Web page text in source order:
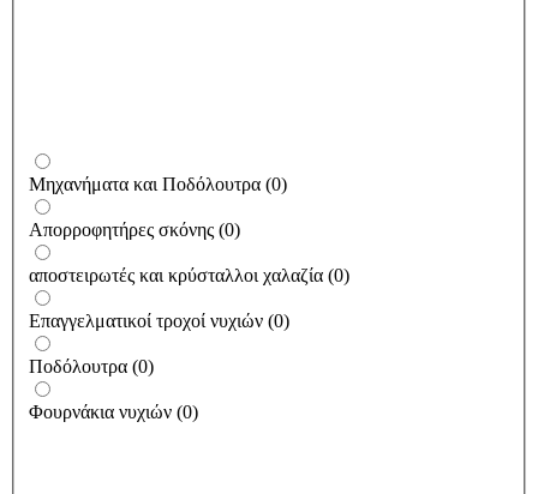
Μηχανήματα και Ποδόλουτρα (0)
Απορροφητήρες σκόνης (0)
αποστειρωτές και κρύσταλλοι χαλαζία (0)
Επαγγελματικοί τροχοί νυχιών (0)
Ποδόλουτρα (0)
Φουρνάκια νυχιών (0)